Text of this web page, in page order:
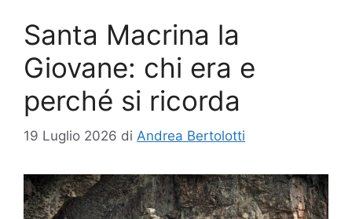
Santa Macrina la
Giovane: chi era e
perché si ricorda
19 Luglio 2026 di Andrea Bertolotti